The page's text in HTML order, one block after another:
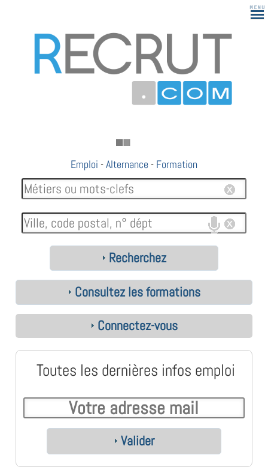
Emploi -Alternance - Formation
Recherchez
Consultez les formations
Connectez-vous
Toutes les dernières infos emploi
Valider